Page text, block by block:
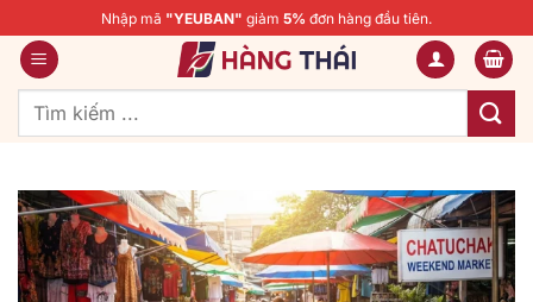
qua
nội
dung
Nhập mã "YEUBAN" giảm 5% đơn hàng đầu tiên.
Tìm